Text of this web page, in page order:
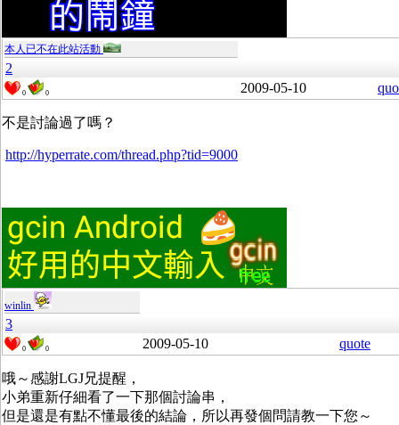
本人已不在此站活動
2
0 0 2009-05-10
不是討論過了嗎？
http://hyperrate.com/thread.php?tid=9000
winlin
3
0 0 2009-05-10 quote
哦～感謝LGJ兄提醒，
小弟重新仔細看了一下那個討論串，
但是還是有點不懂最後的結論，所以再發個問請教一下您～